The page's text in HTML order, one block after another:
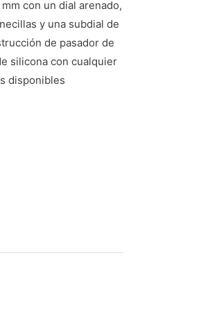
con un dial arenado,
y una subdial de
de pasador de
silicona con cualquier
disponibles